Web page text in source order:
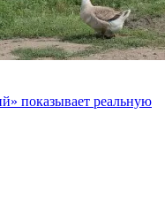
показывает реальную